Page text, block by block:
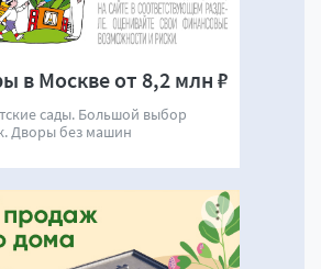
в Москве от 8,2 млн ₽
сады. Большой выбор
Дворы без машин